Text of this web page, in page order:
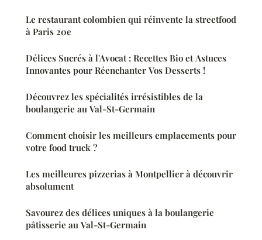
Le restaurant colombien qui réinvente la streetfood
à Paris 20e
Délices Sucrés à l'Avocat : Recettes Bio et Astuces
Innovantes pour Réenchanter Vos Desserts !
Découvrez les spécialités irrésistibles de la
boulangerie au Val-St-Germain
Comment choisir les meilleurs emplacements pour
votre food truck ?
Les meilleures pizzerias à Montpellier à découvrir
absolument
Savourez des délices uniques à la boulangerie
pâtisserie au Val-St-Germain